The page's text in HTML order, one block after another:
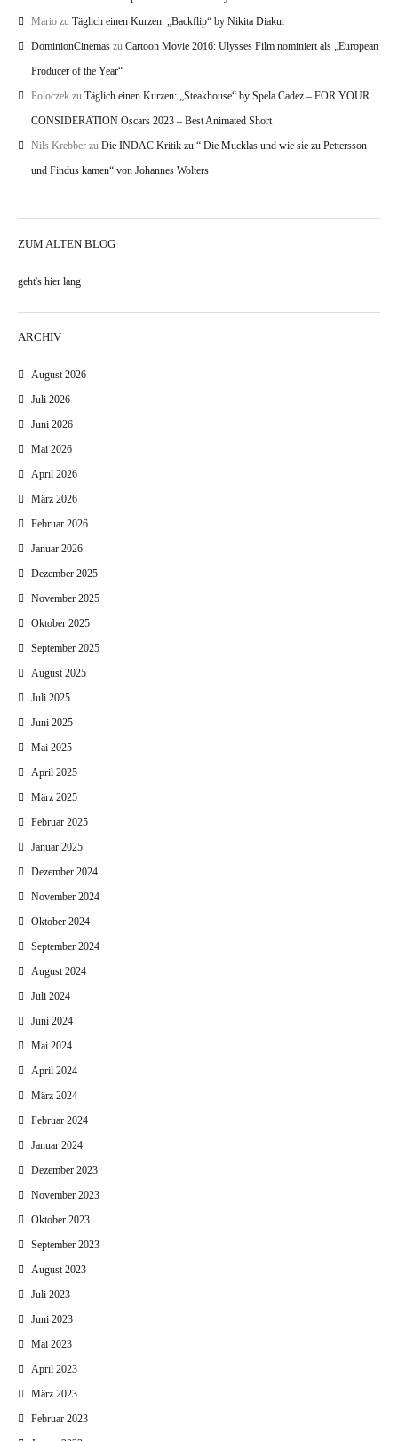
Mario zu Täglich einen Kurzen: „Backflip“ by Nikita Diakur
DominionCinemas zu Cartoon Movie 2016: Ulysses Film nominiert als „European
Producer of the Year“
Poloczek zu Täglich einen Kurzen: „Steakhouse“ by Spela Cadez – FOR YOUR
CONSIDERATION Oscars 2023 – Best Animated Short
Nils Krebber zu Die INDAC Kritik zu “ Die Mucklas und wie sie zu Pettersson
und Findus kamen“ von Johannes Wolters
ZUM ALTEN BLOG
geht's hier lang
ARCHIV
August 2026
Juli 2026
Juni 2026
Mai 2026
April 2026
März 2026
Februar 2026
Januar 2026
Dezember 2025
November 2025
Oktober 2025
September 2025
August 2025
Juli 2025
Juni 2025
Mai 2025
April 2025
März 2025
Februar 2025
Januar 2025
Dezember 2024
November 2024
Oktober 2024
September 2024
August 2024
Juli 2024
Juni 2024
Mai 2024
April 2024
März 2024
Februar 2024
Januar 2024
Dezember 2023
November 2023
Oktober 2023
September 2023
August 2023
Juli 2023
Juni 2023
Mai 2023
April 2023
März 2023
Februar 2023